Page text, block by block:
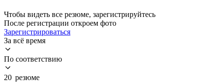
Чтобы видеть все резюме, зарегистрируйтесь
После регистрации откроем фото
Зарегистрироваться
За всё время
По соответствию
20 резюме